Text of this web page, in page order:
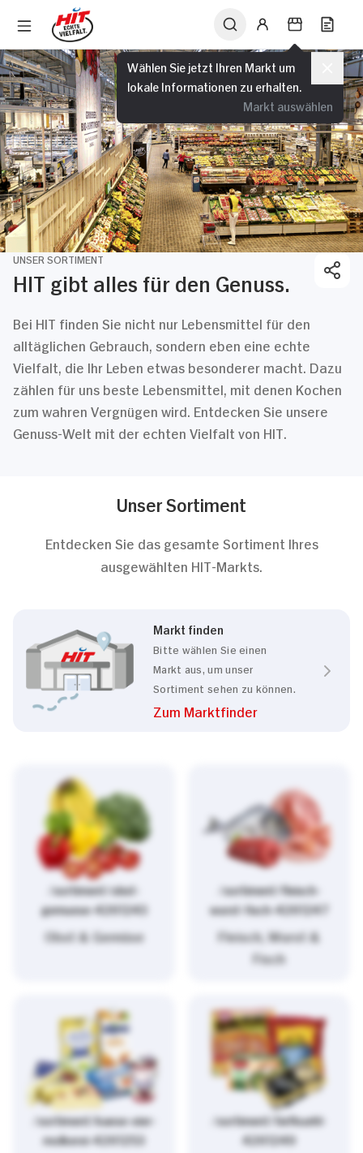
Wählen Sie jetzt Ihren Markt um
lokale Informationen zu erhalten.
Markt auswählen
UNSER SORTIMENT
HIT gibt alles für den Genuss.
Bei HIT finden Sie nicht nur Lebensmittel für den
alltäglichen Gebrauch, sondern eben eine echte
Vielfalt, die Ihr Leben etwas besonderer macht. Dazu
zählen für uns beste Lebensmittel, mit denen Kochen
zum wahren Vergnügen wird. Entdecken Sie unsere
Genuss-Welt mit der echten Vielfalt von HIT.
Unser Sortiment
Entdecken Sie das gesamte Sortiment Ihres
ausgewählten HIT-Markts.
Markt finden
Bitte wählen Sie einen
Markt aus, um unser
Sortiment sehen zu können.
Zum Marktfinder
/sortiment/obst-
gemuese-4261243
Obst & Gemüse
/sortiment/fleisch-
wurst-fisch-4261247
Fleisch, Wurst &
Fisch
/sortiment/kaese-eier-
molkerei-4261253
/sortiment/tiefkuehl-
4261249